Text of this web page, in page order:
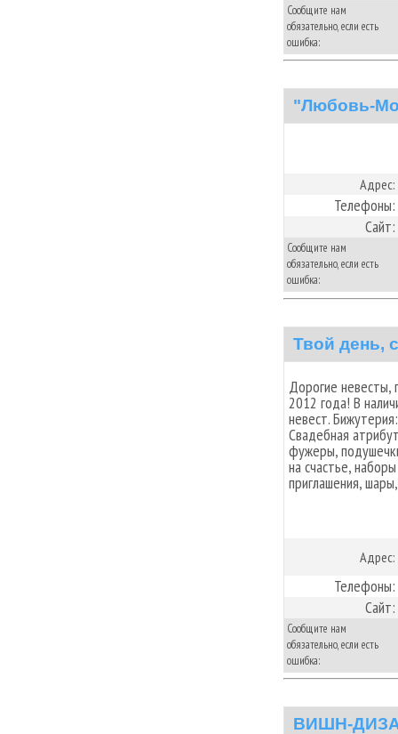
Сообщите нам
обязательно, если есть
ошибка:
"Любовь-
Адрес:
Телефоны:
Сайт:
Сообщите нам
обязательно, если есть
ошибка:
Твой день,
Дорогие невесты,
2012 года! В
невест.
Свадебная
фужеры,
на счастье,
приглашения,
Адрес:
Телефоны:
Сайт:
Сообщите нам
обязательно, если есть
ошибка:
ВИШН-